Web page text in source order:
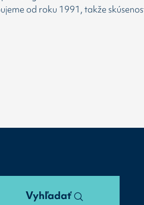
od roku 1991, takže
Vyhľadať